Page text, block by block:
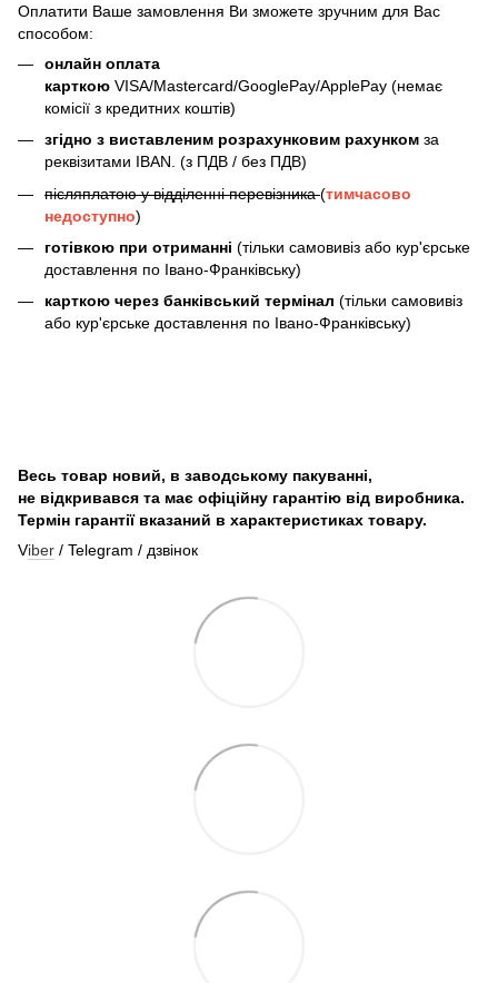
Оплатити Ваше замовлення Ви зможете зручним для Вас
способом:
онлайн оплата
карткою VISA/Mastercard/GooglePay/ApplePay (немає
комісії з кредитних коштів)
згідно з виставленим розрахунковим рахунком за
реквізитами IBAN. (з ПДВ / без ПДВ)
післяплатою у відділенні перевізника(тимчасово
недоступно)
готівкою при отриманні (тільки самовивіз або кур'єрське
доставлення по Івано-Франківську)
карткою через банківський термінал (тільки самовивіз
або кур'єрське доставлення по Івано-Франківську)
Весь товар новий, в заводському пакуванні,
не відкривався та має офіційну гарантію від виробника.
Термін гарантії вказаний в характеристиках товару.
Viber / Telegram / дзвінок